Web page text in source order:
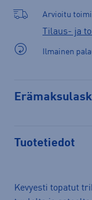
Arvioitu
Tilaus- ja
Ilmainen
Tuotetiedot
Kevyesti topatut